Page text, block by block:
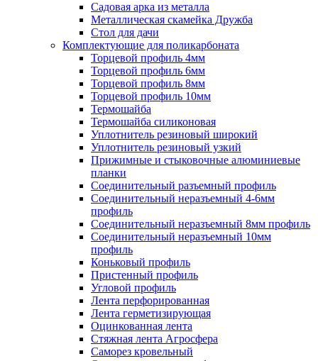
Садовая арка из металла
Металлическая скамейка Дружба
Стол для дачи
Комплектующие для поликарбоната
Торцевой профиль 4мм
Торцевой профиль 6мм
Торцевой профиль 8мм
Торцевой профиль 10мм
Термошайба
Термошайба силиконовая
Уплотнитель резиновый широкий
Уплотнитель резиновый узкий
Прижимные и стыковочные алюминиевые
планки
Соединительный разъемный профиль
Соединительный неразъемный 4-6мм
профиль
Соединительный неразъемный 8мм профиль
Соединительный неразъемный 10мм
профиль
Коньковый профиль
Пристенный профиль
Угловой профиль
Лента перфорированная
Лента герметизирующая
Оцинкованная лента
Стяжная лента Агросфера
Саморез кровельный